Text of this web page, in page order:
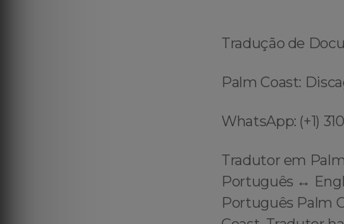
Tradução de
Palm Coast:
WhatsApp: (+1)
Tradutor em
Português ↔️
Português Palm